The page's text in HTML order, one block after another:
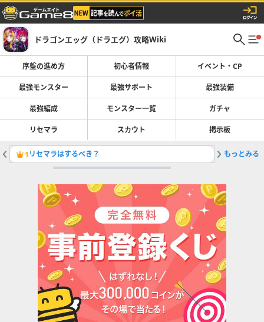
ドラゴンエッグ（ドラエグ）攻略Wiki
序盤の進め方 初心者情報 イベント・CP
最強モンスター 最強サポート 最強装備
最強編成 モンスター一覧 ガチャ
リセマラ スカウト 掲示板
1 リセマラはするべき？ 2天誅穿
もっとみる